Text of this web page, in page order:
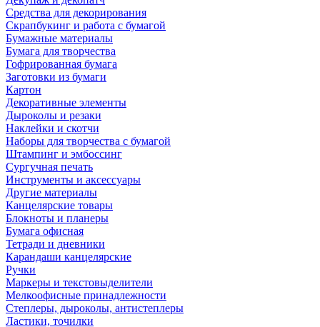
Средства для декорирования
Скрапбукинг и работа с бумагой
Бумажные материалы
Бумага для творчества
Гофрированная бумага
Заготовки из бумаги
Картон
Декоративные элементы
Дыроколы и резаки
Наклейки и скотчи
Наборы для творчества с бумагой
Штампинг и эмбоссинг
Сургучная печать
Инструменты и аксессуары
Другие материалы
Канцелярские товары
Блокноты и планеры
Бумага офисная
Тетради и дневники
Карандаши канцелярские
Ручки
Маркеры и текстовыделители
Мелкоофисные принадлежности
Степлеры, дыроколы, антистеплеры
Ластики, точилки